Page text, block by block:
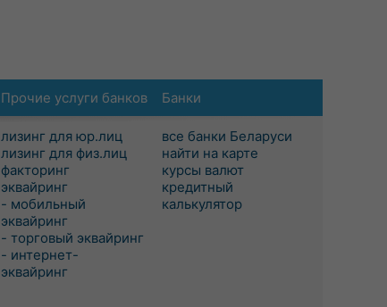
Прочие услуги банков
лизинг для юр.лиц
лизинг для физ.лиц
факторинг
эквайринг
- мобильный
эквайринг
- торговый эквайринг
- интернет-
эквайринг
Банки
все банки Беларуси
найти на карте
курсы валют
кредитный
калькулятор